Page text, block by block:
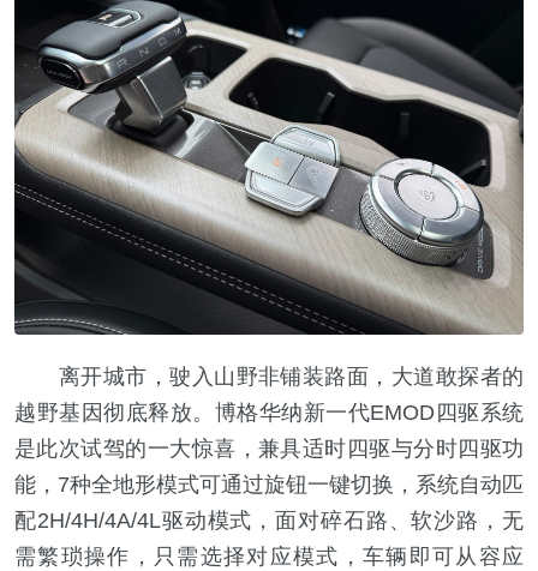
离开城市，驶入山野非铺装路面，大道敢探者的
越野基因彻底释放。博格华纳新一代EMOD四驱系统
是此次试驾的一大惊喜，兼具适时四驱与分时四驱功
能，7种全地形模式可通过旋钮一键切换，系统自动匹
配2H/4H/4A/4L驱动模式，面对碎石路、软沙路，无
需繁琐操作，只需选择对应模式，车辆即可从容应